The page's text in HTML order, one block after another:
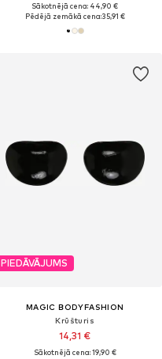
Sākotnējā cena: 44,90 €
Pēdējā zemākā cena:35,91 €
PIEDĀVĀJUMS
MAGIC BODYFASHION
Krūšturis
14,31 €
Sākotnējā cena: 19,90 €